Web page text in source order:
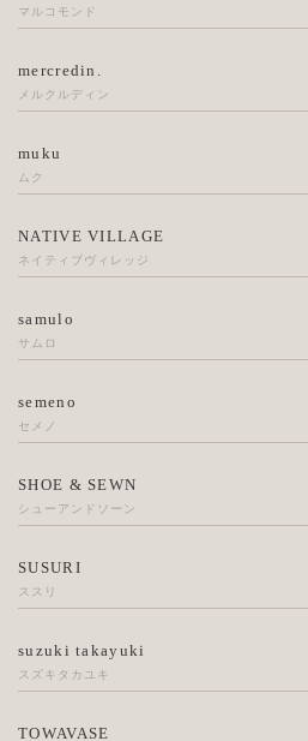
マルコモンド
mercredin.
メルクルディン
muku
ムク
NATIVE VILLAGE
ネイティブヴィレッジ
samulo
サムロ
semeno
セメノ
SHOE & SEWN
シューアンドソーン
SUSURI
ススリ
suzuki takayuki
スズキタカユキ
TOWAVASE